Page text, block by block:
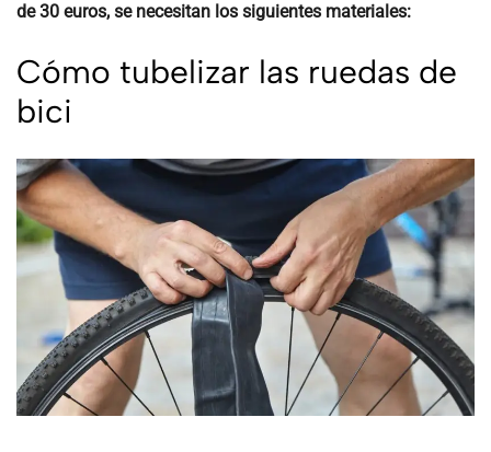
de 30 euros, se necesitan los siguientes materiales:
Cómo tubelizar las ruedas de
bici